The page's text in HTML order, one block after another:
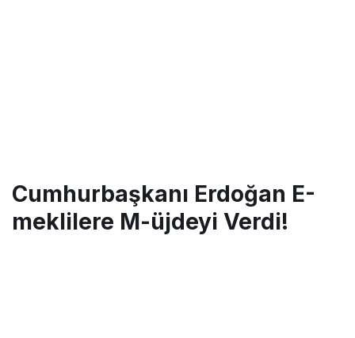
Cumhurbaşkanı Erdoğan E-
meklilere M-üjdeyi Verdi!